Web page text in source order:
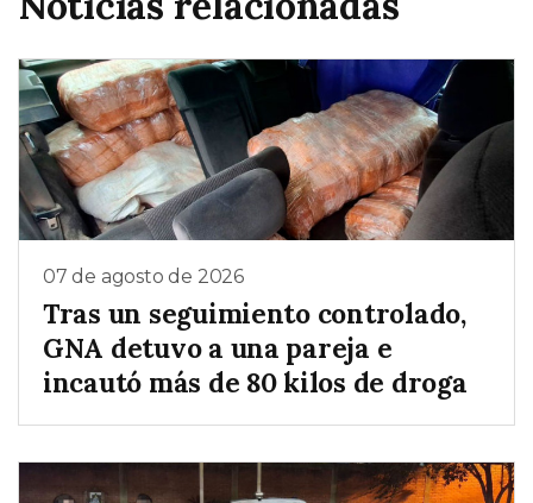
07 de agosto de 2026
Tras un seguimiento controlado,
GNA detuvo a una pareja e
incautó más de 80 kilos de droga